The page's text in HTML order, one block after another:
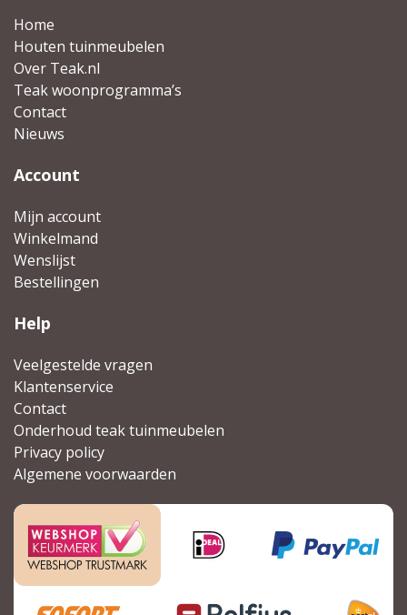
Home
Houten tuinmeubelen
Over Teak.nl
Teak woonprogramma’s
Contact
Nieuws
Account
Mijn account
Winkelmand
Wenslijst
Bestellingen
Help
Veelgestelde vragen
Klantenservice
Contact
Onderhoud teak tuinmeubelen
Privacy policy
Algemene voorwaarden